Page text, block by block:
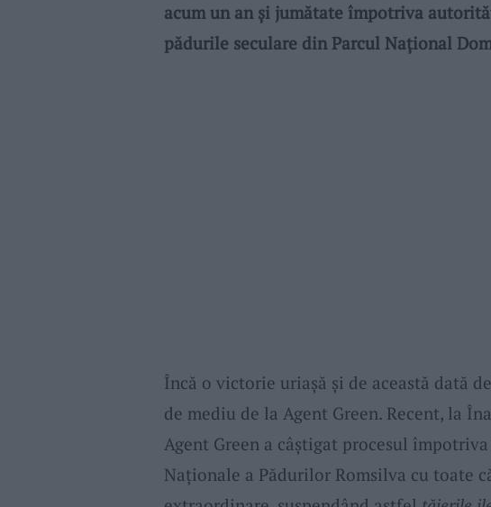
acum un an şi jumătate împotriva
pădurile seculare din Parcul Naţional
Încă o victorie uriaşă şi de această dată
de mediu de la Agent Green. Recent, la
Agent Green a câştigat procesul
Naţionale a Pădurilor Romsilva cu toate